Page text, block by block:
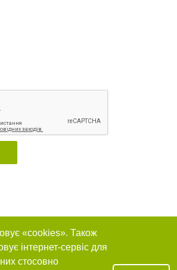
«cookies». Також
інтернет-сервіс для
стосовно